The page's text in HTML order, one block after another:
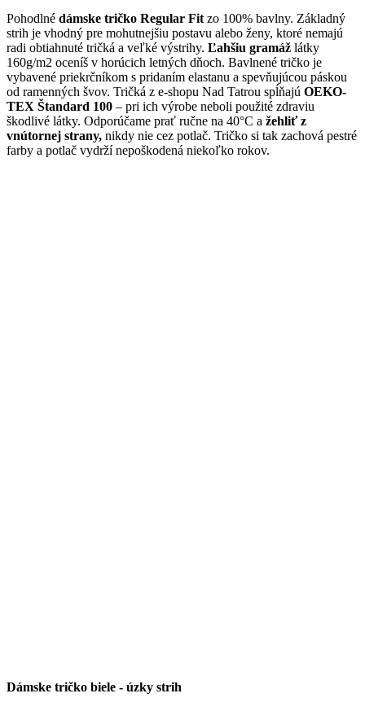
Pohodlné dámske tričko Regular Fit zo 100% bavlny. Základný
strih je vhodný pre mohutnejšiu postavu alebo ženy, ktoré nemajú
radi obtiahnuté tričká a veľké výstrihy. Ľahšiu gramáž látky
160g/m2 oceníš v horúcich letných dňoch. Bavlnené tričko je
vybavené priekrčníkom s pridaním elastanu a spevňujúcou páskou
od ramenných švov. Tričká z e-shopu Nad Tatrou spĺňajú OEKO-
TEX Štandard 100 – pri ich výrobe neboli použité zdraviu
škodlivé látky. Odporúčame prať ručne na 40°C a žehliť z
vnútornej strany, nikdy nie cez potlač. Tričko si tak zachová pestré
farby a potlač vydrží nepoškodená niekoľko rokov.
Dámske tričko biele - úzky strih